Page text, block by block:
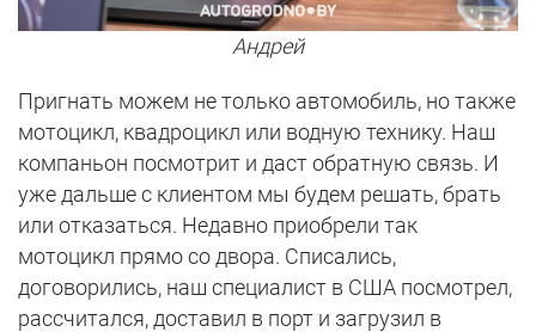
Андрей
Пригнать можем не только автомобиль, но также
мотоцикл, квадроцикл или водную технику. Наш
компаньон посмотрит и даст обратную связь. И
уже дальше с клиентом мы будем решать, брать
или отказаться. Недавно приобрели так
мотоцикл прямо со двора. Списались,
договорились, наш специалист в США посмотрел,
рассчитался, доставил в порт и загрузил в